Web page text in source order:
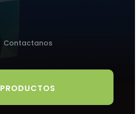
Contactanos
PRODUCTOS